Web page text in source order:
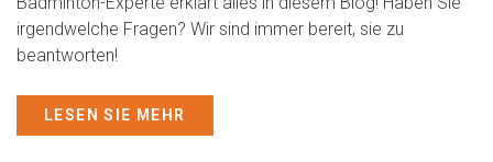
irgendwelche Fragen? Wir sind immer bereit, sie zu
beantworten!
LESEN SIE MEHR